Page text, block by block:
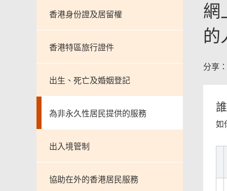
香港身份證及居留權
香港特區旅行證件
出生、死亡及婚姻登記
為非永久性居民提供的服務
出入境管制
協助在外的香港居民服務
網
的
分享：
如